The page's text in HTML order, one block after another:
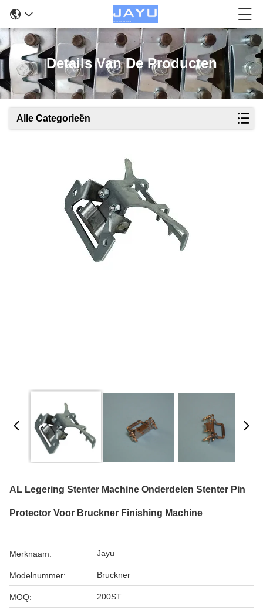
Details Van De Producten
Alle Categorieën
AL Legering Stenter Machine Onderdelen Stenter Pin
Protector Voor Bruckner Finishing Machine
Merknaam: Jayu
Modelnummer: Bruckner
MOQ: 200ST